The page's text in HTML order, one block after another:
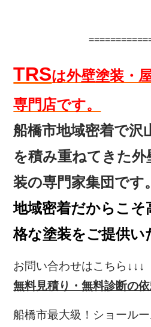
TRSは外壁塗装・
専門店です。
船橋市地域密着で沢
を積み重ねてきた外
装の専門家集団です。
地域密着だからこそ
格な塗装をご提供い
お問い合わせはこちら↓↓↓
無料見積り・無料診断の依
船橋市最大級！ショールー